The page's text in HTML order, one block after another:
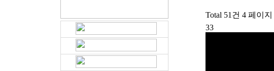
Total 51건 4 페이지
33